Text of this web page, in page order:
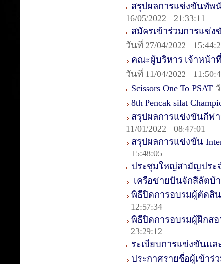
สรุปผลการแข่งขันทัพ
16/05/2022 21:33:11
สมัครเข้าร่วมการแข่ง
วันที่ 27/04/2022
คณะผู้บริหาร เจ้าหน้า
วันที่ 11/04/2022
Scissors One To PSAT
8th Pencak silat
สรุปผลการแข่งขันกีฬ
11/01/2022 08:47:01
สรุปผลการแข่งขัน
15:48:05
ประชุมใหญ่สามัญประจ
เครือข่ายปันจักสีลัตบ้
พิธีปิดการอบรมผู้ตัดสิ
12:57:34
พิธีปิดการอบรมผู้ฝึกส
23:29:12
ระเบียบการแข่งขันแ
ประกาศรายชื่อผู้เข้า